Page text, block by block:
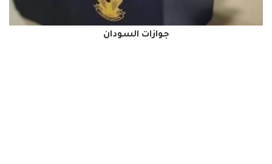
جوازات السودان